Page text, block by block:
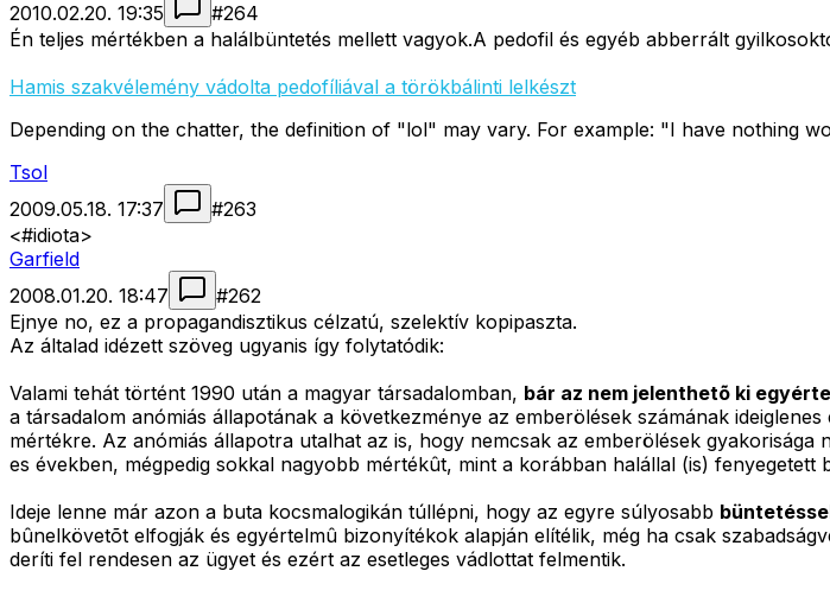
2010.02.20. 19:35
#264
Én teljes mértékben a halálbüntetés mellett vagyok.A pedofil és egyéb abberrált
Hamis szakvélemény vádolta pedofíliával a törökbálinti lelkészt
Depending on the chatter, the definition of "lol" may vary. For example: "I have nothing
Tsol
2009.05.18. 17:37
#263
<#idiota>
Garfield
2008.01.20. 18:47
#262
Ejnye no, ez a propagandisztikus célzatú, szelektív kopipaszta.
Az általad idézett szöveg ugyanis így folytatódik:
Valami tehát történt 1990 után a magyar társadalomban, bár az nem jelenthetõ ki
a társadalom anómiás állapotának a következménye az emberölések számának
mértékre. Az anómiás állapotra utalhat az is, hogy nemcsak az emberölések
es években, mégpedig sokkal nagyobb mértékût, mint a korábban halállal (is) fenyegetett
Ideje lenne már azon a buta kocsmalogikán túllépni, hogy az egyre súlyosabb
bûnelkövetõt elfogják és egyértelmû bizonyítékok alapján elítélik, még ha csak
deríti fel rendesen az ügyet és ezért az esetleges vádlottat felmentik.